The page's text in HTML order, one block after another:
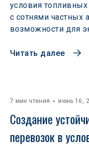
условия
с сотнями частных
возможности для
Читать далее
7 мин чтения июнь 16,
Создание
перевозок в